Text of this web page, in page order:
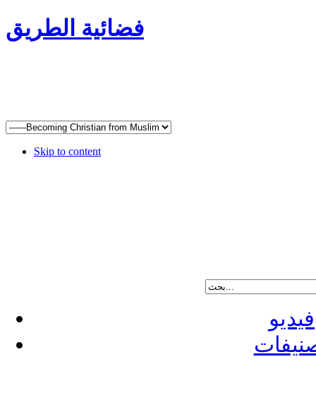
فضائية الطريق
Skip to content
فيديو